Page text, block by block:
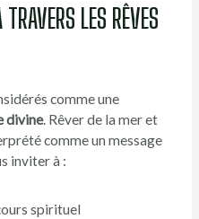
LES RÊVES
comme une
divine. Rêver de la mer et
comme un message
inviter à :
spirituel